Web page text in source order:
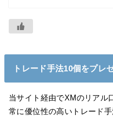
トレード手法10個をプレ
当サイト経由でXMのリアル
常に優位性の高いトレード